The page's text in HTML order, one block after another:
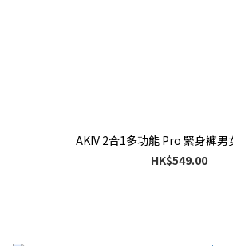
AKIV 2合1多功能 Pro 緊身褲男
HK$549.00